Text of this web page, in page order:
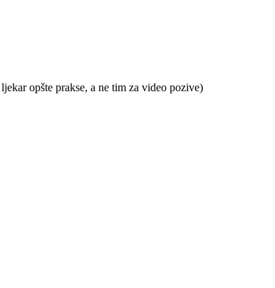
ljekar opšte prakse, a ne tim za video pozive)